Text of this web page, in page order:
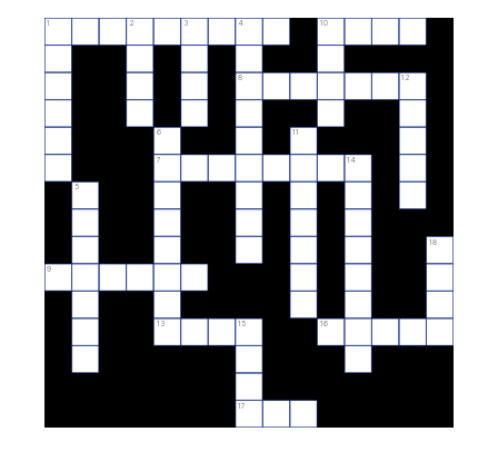
1 2 3 4 10
8 12
6 11
7 14
5
18
9
13 15 16
17